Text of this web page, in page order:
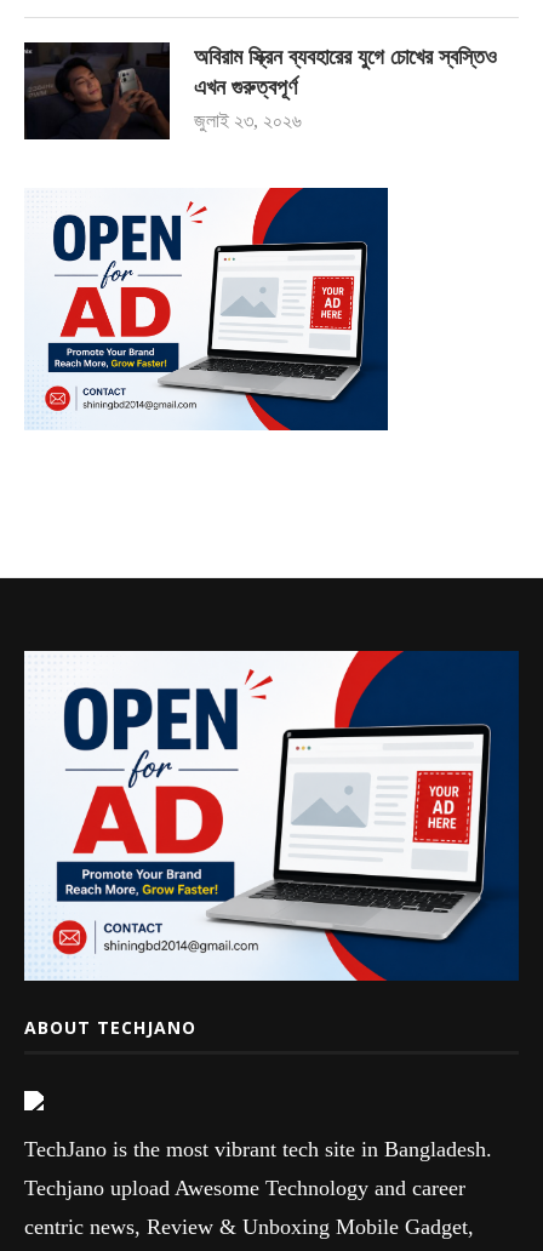
অবিরাম স্ক্রিন ব্যবহারের যুগে চোখের স্বস্তিও
এখন গুরুত্বপূর্ণ
জুলাই ২৩, ২০২৬
ABOUT TECHJANO
TechJano is the most vibrant tech site in Bangladesh.
Techjano upload Awesome Technology and career
centric news, Review & Unboxing Mobile Gadget,